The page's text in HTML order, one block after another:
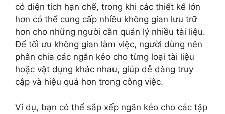
có diện tích hạn chế, trong khi các thiết kế lớn
hơn có thể cung cấp nhiều không gian lưu trữ
hơn cho những người cần quản lý nhiều tài liệu.
Để tối ưu không gian làm việc, người dùng nên
phân chia các ngăn kéo cho từng loại tài liệu
hoặc vật dụng khác nhau, giúp dễ dàng truy
cập và hiệu quả hơn trong công việc.
Ví dụ, bạn có thể sắp xếp ngăn kéo cho các tập